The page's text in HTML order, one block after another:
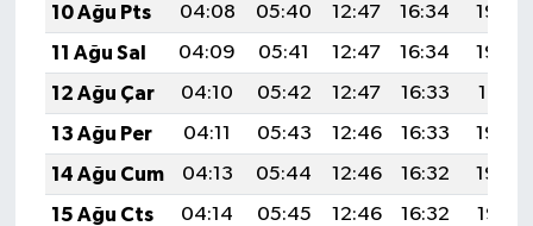
10 Ağu Pts
04:08 05:40 12:47 16:34
19:43
11 Ağu Sal
04:09 05:41 12:47 16:34
19:42
12 Ağu Çar
04:10 05:42 12:47 16:33
19:41
13 Ağu Per
04:11 05:43 12:46 16:33
19:40
14 Ağu Cum
04:13 05:44 12:46 16:32
19:39
15 Ağu Cts
04:14 05:45 12:46 16:32
19:37